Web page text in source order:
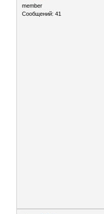
member
Сообщений: 41